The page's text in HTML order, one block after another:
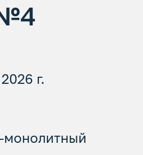
г.
монолитный